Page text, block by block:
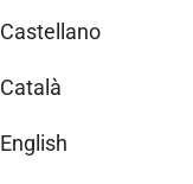
Castellano
Català
English